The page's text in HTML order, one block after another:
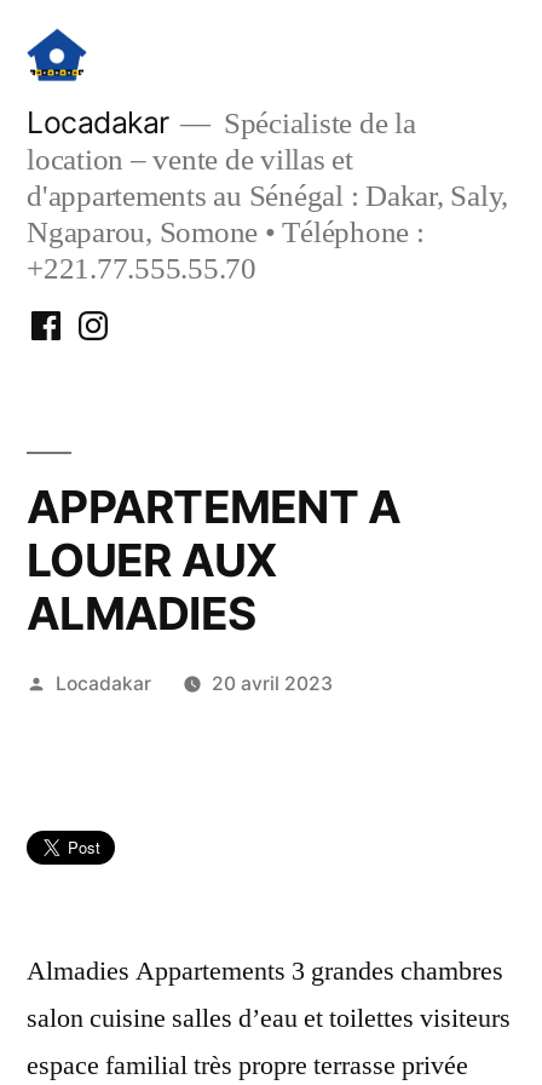
contenu
Locadakar
Spécialiste de la
location – vente de villas et
d'appartements au Sénégal : Dakar, Saly,
Ngaparou, Somone • Téléphone :
+221.77.555.55.70
FacebookInstagram
APPARTEMENT A
LOUER AUX
ALMADIES
Publié
Locadakar 20 avril 2023
Almadies Appartements 3 grandes chambres
salon cuisine salles d’eau et toilettes visiteurs
espace familial très propre terrasse privée